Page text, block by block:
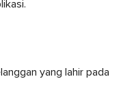
yang lahir pada